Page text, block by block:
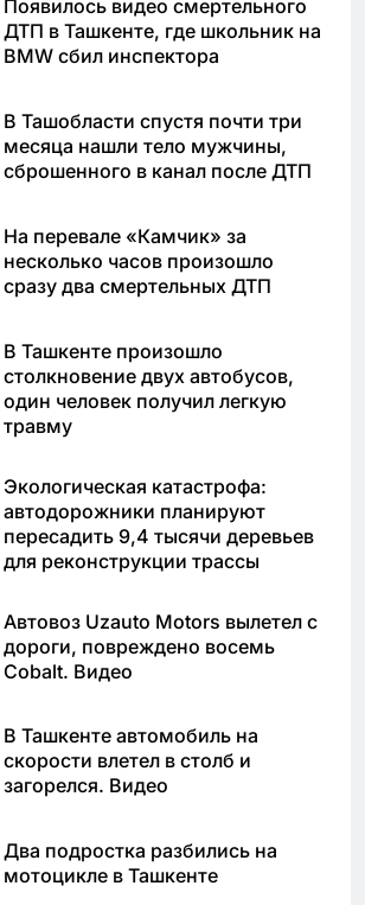
Появилось видео смертельного
ДТП в Ташкенте, где школьник на
BMW сбил инспектора
В Ташобласти спустя почти три
месяца нашли тело мужчины,
сброшенного в канал после ДТП
На перевале «Камчик» за
несколько часов произошло
сразу два смертельных ДТП
В Ташкенте произошло
столкновение двух автобусов,
один человек получил легкую
травму
Экологическая катастрофа:
автодорожники планируют
пересадить 9,4 тысячи деревьев
для реконструкции трассы
Автовоз Uzauto Motors вылетел с
дороги, повреждено восемь
Cobalt. Видео
В Ташкенте автомобиль на
скорости влетел в столб и
загорелся. Видео
Два подростка разбились на
мотоцикле в Ташкенте